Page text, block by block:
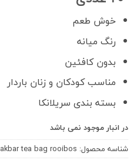
خوش طعم
رنگ میانه
بدون کافئین
مناسب کودکان و زنان باردار
بسته بندی سریلانکا
در انبار موجود نمی باشد
شناسه محصول: akbar tea bag rooibos